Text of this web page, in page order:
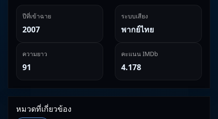
ปีที่เข้าฉาย
2007
ระบบเสียง
พากย์ไทย
ความยาว
91
คะแนน IMDb
4.178
หมวดที่เกี่ยวข้อง